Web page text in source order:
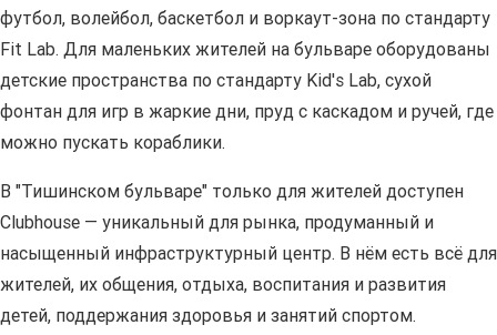
футбол, волейбол, баскетбол и воркаут-зона по стандарту
Fit Lab. Для маленьких жителей на бульваре оборудованы
детские пространства по стандарту Kid's Lab, сухой
фонтан для игр в жаркие дни, пруд с каскадом и ручей, где
можно пускать кораблики.
В "Тишинском бульваре" только для жителей доступен
Clubhouse — уникальный для рынка, продуманный и
насыщенный инфраструктурный центр. В нём есть всё для
жителей, их общения, отдыха, воспитания и развития
детей, поддержания здоровья и занятий спортом.